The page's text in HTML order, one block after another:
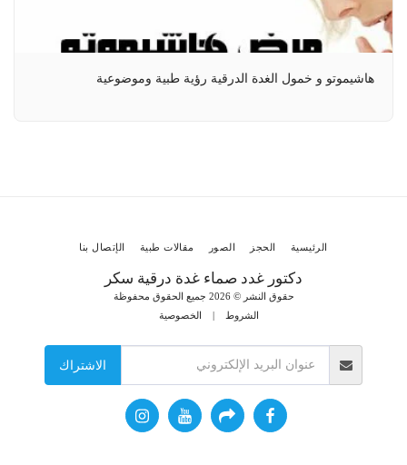
هاشيموتو و خمول الغدة الدرقية رؤية طبية وموضوعية
دكتور غدد صماء غدة درقية سكر
حقوق النشر © 2026 جميع الحقوق محفوظة
الشروط
الخصوصية
الرئيسية الحجز الصور مقالات طبية الإتصال بنا
الاشتراك